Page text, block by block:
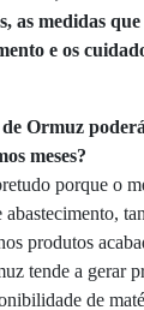
as medidas
e os
Ormuz
meses?
porque o
produtos
tende a gerar
de